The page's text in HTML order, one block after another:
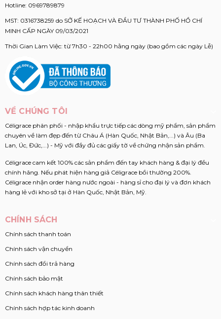
Hotline: 0969789879
MST: 0316738259 do SỞ KẾ HOẠCH VÀ ĐẦU TƯ THÀNH PHỐ HỒ CHÍ
MINH CẤP NGÀY 09/03/2021
Thời Gian Làm Việc: từ 7h30 - 22h00 hằng ngày (bao gồm các ngày Lễ)
VỀ CHÚNG TÔI
Céligrace phân phối - nhập khẩu trực tiếp các dòng mỹ phẩm, sản phẩm
chuyên về làm đẹp đến từ Châu Á (Hàn Quốc, Nhật Bản,...) và Âu (Ba
Lan, Úc, Đức,...) - Mỹ với đầy đủ các giấy tờ về chứng nhận sản phẩm.
Céligrace cam kết 100% các sản phẩm đến tay khách hàng & đại lý đều
chính hãng. Nếu phát hiện hàng giả Céligrace bồi thường 200%.
Céligrace nhận order hàng nước ngoài - hàng sỉ cho đại lý và đơn khách
hàng lẻ với kho sở tại ở Hàn Quốc, Nhật Bản, Mỹ.
CHÍNH SÁCH
Chính sách thanh toán
Chính sách vận chuyển
Chính sách đổi trả hàng
Chính sách bảo mật
Chính sách khách hàng thân thiết
Chính sách hợp tác kinh doanh